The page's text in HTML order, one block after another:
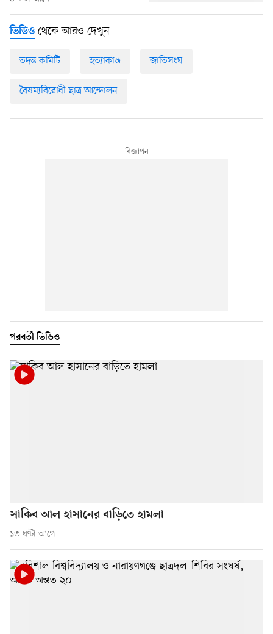
ভিডিও থেকে আরও দেখুন
তদন্ত কমিটি হত্যাকাণ্ড জাতিসংঘ
বৈষম্যবিরোধী ছাত্র আন্দোলন
পরবর্তী ভিডিও
সাকিব আল হাসানের বাড়িতে হামলা
১৩ ঘণ্টা আগে